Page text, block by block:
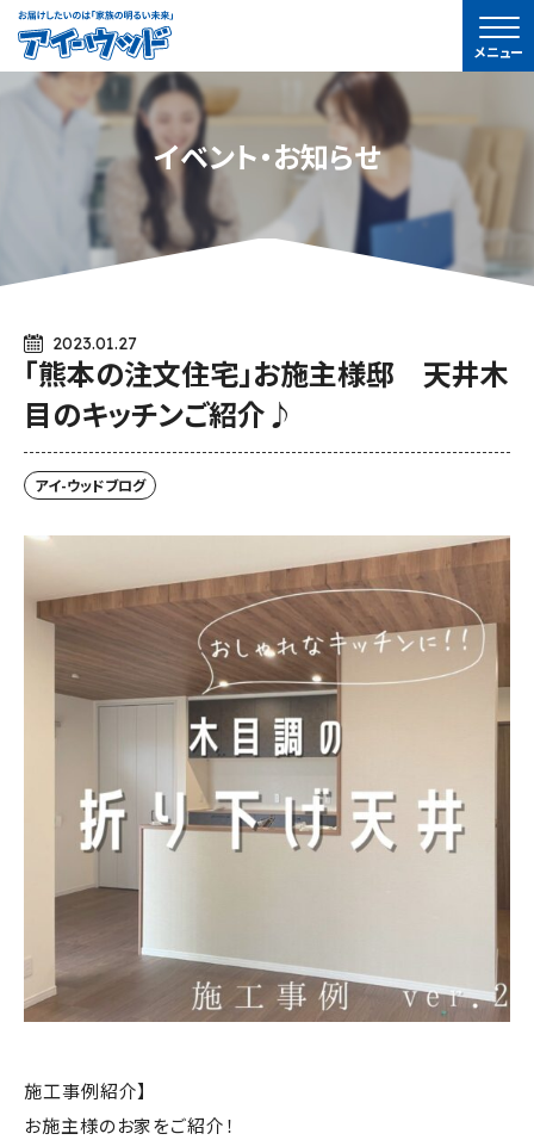
ア
イ-
ウ
メニュー
イベント・お知らせ
2023.01.27
「熊本の注文住宅」お施主様邸 天井木
目のキッチンご紹介♪
アイ-ウッドブログ
施工事例紹介】
お施主様のお家をご紹介！